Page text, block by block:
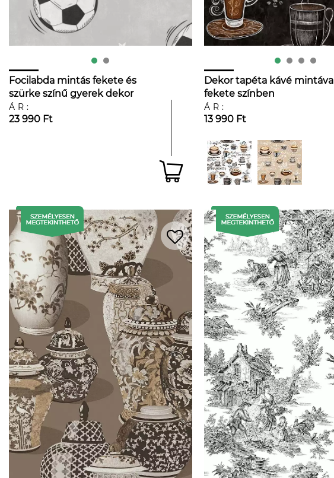
Focilabda mintás fekete és
szürke színű gyerek dekor
tapéta
ÁR:
23 990 Ft
Dekor tapéta kávé mintával
fekete színben
ÁR:
13 990 Ft